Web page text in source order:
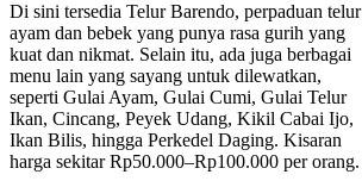
Di sini tersedia Telur Barendo, perpaduan telur
ayam dan bebek yang punya rasa gurih yang
kuat dan nikmat. Selain itu, ada juga berbagai
menu lain yang sayang untuk dilewatkan,
seperti Gulai Ayam, Gulai Cumi, Gulai Telur
Ikan, Cincang, Peyek Udang, Kikil Cabai Ijo,
Ikan Bilis, hingga Perkedel Daging. Kisaran
harga sekitar Rp50.000–Rp100.000 per orang.